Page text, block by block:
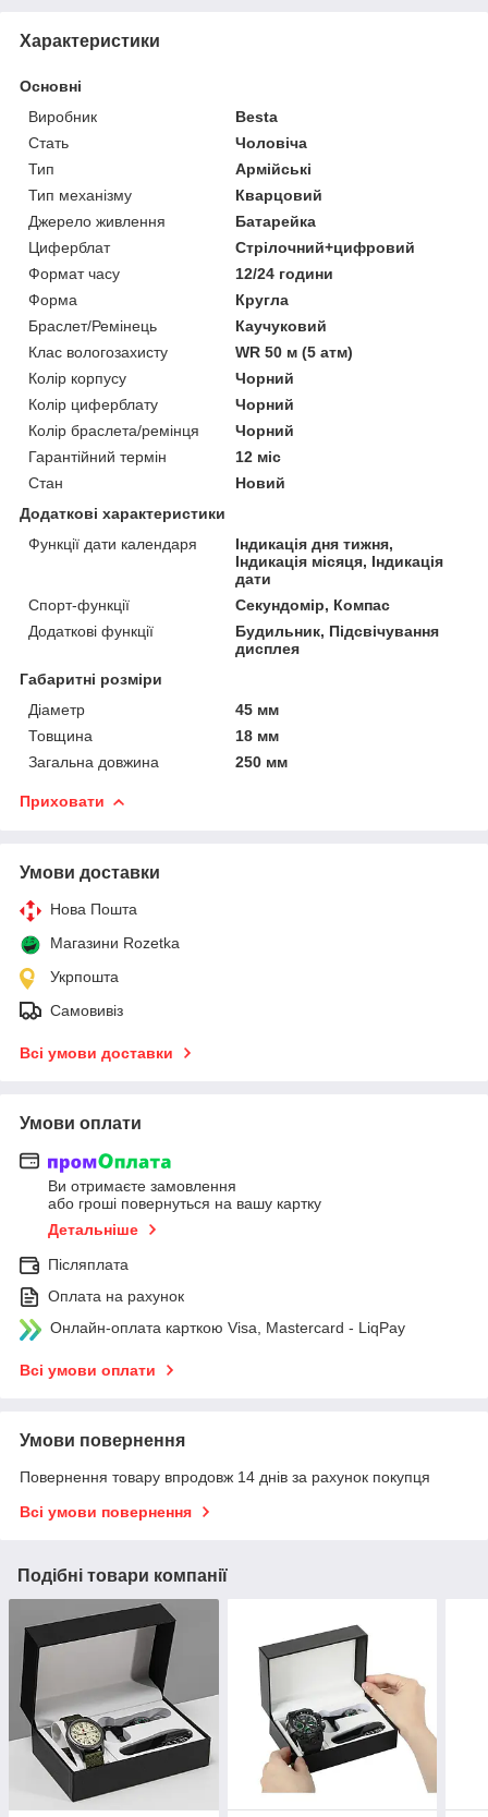
Характеристики
Основні
Виробник
Besta
Стать
Чоловіча
Тип
Армійські
Тип механізму
Кварцовий
Джерело живлення
Батарейка
Циферблат
Стрілочний+цифровий
Формат часу
12/24 години
Форма
Кругла
Браслет/Ремінець
Каучуковий
Клас вологозахисту
WR 50 м (5 атм)
Колір корпусу
Чорний
Колір циферблату
Чорний
Колір браслета/ремінця
Чорний
Гарантійний термін
12 міс
Стан
Новий
Додаткові характеристики
Функції дати календаря
Індикація дня тижня,
Індикація місяця, Індикація
дати
Спорт-функції
Секундомір, Компас
Додаткові функції
Будильник, Підсвічування
дисплея
Габаритні розміри
Діаметр
45 мм
Товщина
18 мм
Загальна довжина
250 мм
Приховати
Умови доставки
Нова Пошта
Магазини Rozetka
Укрпошта
Самовивіз
Всі умови доставки
Умови оплати
Ви отримаєте замовлення
або гроші повернуться на вашу картку
Детальніше
Післяплата
Оплата на рахунок
Онлайн-оплата карткою Visa, Mastercard - LiqPay
Всі умови оплати
Умови повернення
Повернення товару впродовж 14 днів за рахунок покупця
Всі умови повернення
Подібні товари компанії